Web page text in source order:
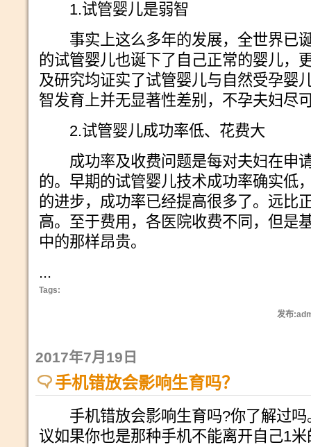
1.试管婴儿是弱智
事实上这么多年的发展，全世界已
的试管婴儿也诞下了自己正常的婴儿，
及研究均证实了试管婴儿与自然受孕婴
智发育上并无显著性差别，不孕夫妇尽
2.试管婴儿成功率低、花费大
成功率及收费问题是每对夫妇在申
的。早期的试管婴儿技术成功率确实低
的进步，成功率已经提高很多了。远比
高。至于费用，各医院收费不同，但是
中的那样昂贵。
...
Tags:
发布
2017年7月19日
手机错放会影响生育吗？
手机错放会影响生育吗?你了解过吗
议如果你也是那种手机不能离开自己1